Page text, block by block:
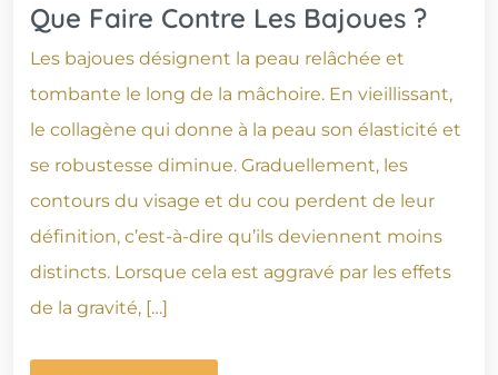
Que Faire Contre Les Bajoues ?
Les bajoues désignent la peau relâchée et
tombante le long de la mâchoire. En vieillissant,
le collagène qui donne à la peau son élasticité et
se robustesse diminue. Graduellement, les
contours du visage et du cou perdent de leur
définition, c’est-à-dire qu’ils deviennent moins
distincts. Lorsque cela est aggravé par les effets
de la gravité, […]